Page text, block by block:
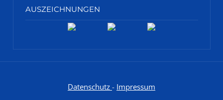
AUSZEICHNUNGEN
Datenschutz - Impressum